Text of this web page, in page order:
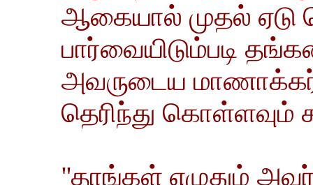
ஆகையால் முதல் ஏடு
பார்வையிடும்படி
அவருடைய
தெரிந்து கொள்ளவும்
''தாங்கள் எழுதும் அவர்